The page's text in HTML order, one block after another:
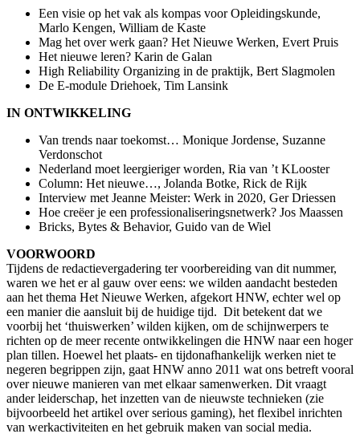
Een visie op het vak als kompas voor Opleidingskunde,
Marlo Kengen, William de Kaste
Mag het over werk gaan? Het Nieuwe Werken, Evert Pruis
Het nieuwe leren? Karin de Galan
High Reliability Organizing in de praktijk, Bert Slagmolen
De E-module Driehoek, Tim Lansink
IN ONTWIKKELING
Van trends naar toekomst… Monique Jordense, Suzanne
Verdonschot
Nederland moet leergieriger worden, Ria van ’t KLooster
Column: Het nieuwe…, Jolanda Botke, Rick de Rijk
Interview met Jeanne Meister: Werk in 2020, Ger Driessen
Hoe creëer je een professionaliseringsnetwerk? Jos Maassen
Bricks, Bytes & Behavior, Guido van de Wiel
VOORWOORD
Tijdens de redactievergadering ter voorbereiding van dit nummer,
waren we het er al gauw over eens: we wilden aandacht besteden
aan het thema Het Nieuwe Werken, afgekort HNW, echter wel op
een manier die aansluit bij de huidige tijd. Dit betekent dat we
voorbij het ‘thuiswerken’ wilden kijken, om de schijnwerpers te
richten op de meer recente ontwikkelingen die HNW naar een hoger
plan tillen. Hoewel het plaats- en tijdonafhankelijk werken niet te
negeren begrippen zijn, gaat HNW anno 2011 wat ons betreft vooral
over nieuwe manieren van met elkaar samenwerken. Dit vraagt
ander leiderschap, het inzetten van de nieuwste technieken (zie
bijvoorbeeld het artikel over serious gaming), het flexibel inrichten
van werkactiviteiten en het gebruik maken van social media.